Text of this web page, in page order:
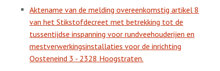
Aktename van de melding overeenkomstig artikel 8
van het Stikstofdecreet met betrekking tot de
tussentijdse inspanning voor rundveehouderijen en
mestverwerkingsinstallaties voor de inrichting
Oosteneind 3 - 2328 Hoogstraten.